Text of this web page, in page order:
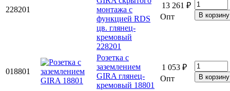
228201
монтажа с
функцией RDS
цв. глянец-
кремовый
228201
13 261 ₽
Опт
018801
Розетка с
заземлением
GIRA глянец-
кремовый 18801
1 053 ₽
Опт